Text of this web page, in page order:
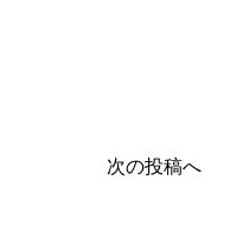
次の投稿へ